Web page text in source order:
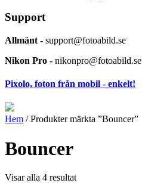
Support
Allmänt - support@fotoabild.se
Nikon Pro - nikonpro@fotoabild.se
Pixolo, foton från mobil - enkelt!
Hem / Produkter märkta ”Bouncer”
Bouncer
Visar alla 4 resultat